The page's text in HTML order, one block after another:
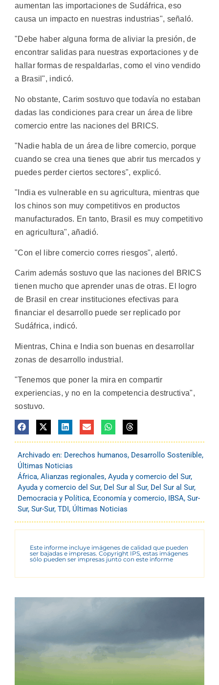
aumentan las importaciones de Sudáfrica, eso
causa un impacto en nuestras industrias", señaló.
"Debe haber alguna forma de aliviar la presión, de
encontrar salidas para nuestras exportaciones y de
hallar formas de respaldarlas, como el vino vendido
a Brasil", indicó.
No obstante, Carim sostuvo que todavía no estaban
dadas las condiciones para crear un área de libre
comercio entre las naciones del BRICS.
"Nadie habla de un área de libre comercio, porque
cuando se crea una tienes que abrir tus mercados y
puedes perder ciertos sectores", explicó.
"India es vulnerable en su agricultura, mientras que
los chinos son muy competitivos en productos
manufacturados. En tanto, Brasil es muy competitivo
en agricultura", añadió.
"Con el libre comercio corres riesgos", alertó.
Carim además sostuvo que las naciones del BRICS
tienen mucho que aprender unas de otras. El logro
de Brasil en crear instituciones efectivas para
financiar el desarrollo puede ser replicado por
Sudáfrica, indicó.
Mientras, China e India son buenas en desarrollar
zonas de desarrollo industrial.
"Tenemos que poner la mira en compartir
experiencias, y no en la competencia destructiva",
sostuvo.
Archivado en: Derechos humanos, Desarrollo Sostenible,
Últimas Noticias
África, Alianzas regionales, Ayuda y comercio del Sur,
Ayuda y comercio del Sur, Del Sur al Sur, Del Sur al Sur,
Democracia y Política, Economía y comercio, IBSA, Sur-
Sur, Sur-Sur, TDI, Últimas Noticias
Este informe incluye imágenes de calidad que pueden
ser bajadas e impresas. Copyright IPS, estas imágenes
sólo pueden ser impresas junto con este informe